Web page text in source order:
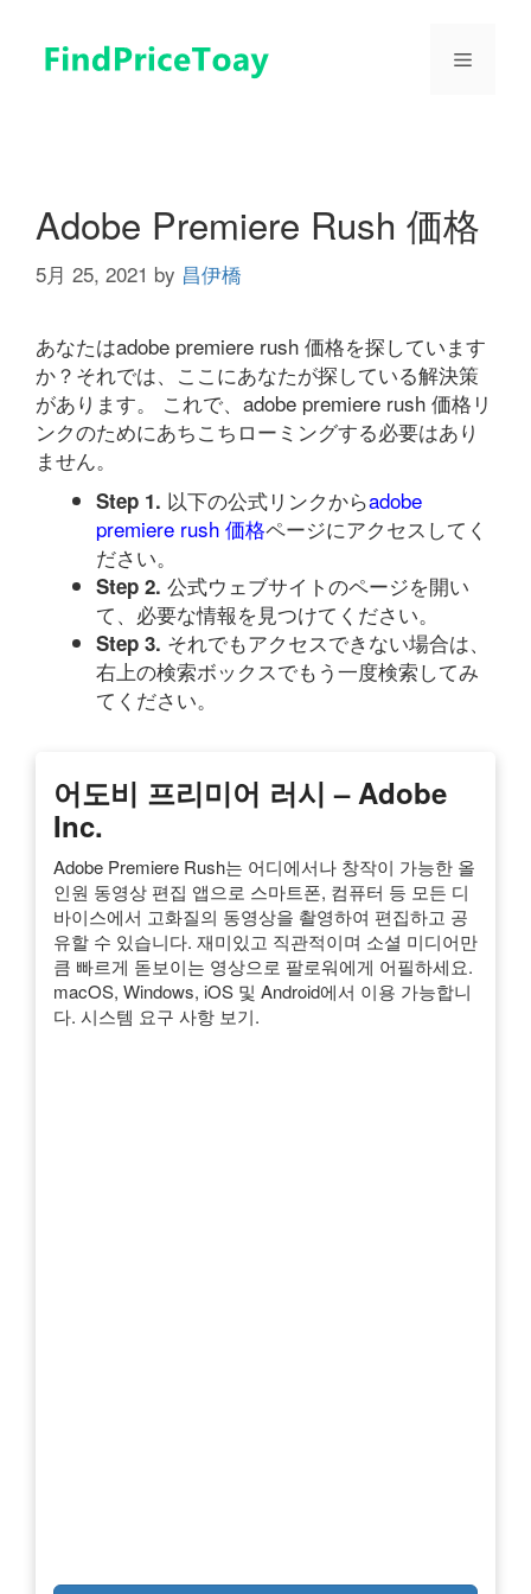
メ
Adobe Premiere Rush 価格
5月 25, 2021 by 昌伊橋
あなたはadobe premiere rush 価格を探しています
か？それでは、ここにあなたが探している解決策
があります。 これで、adobe premiere rush 価格リ
ンクのためにあちこちローミングする必要はあり
ません。
Step 1. 以下の公式リンクからadobe
premiere rush 価格ページにアクセスしてく
ださい。
Step 2. 公式ウェブサイトのページを開い
て、必要な情報を見つけてください。
Step 3. それでもアクセスできない場合は、
右上の検索ボックスでもう一度検索してみ
てください。
어도비 프리미어 러시 – Adobe
Inc.
Adobe Premiere Rush는 어디에서나 창작이 가능한 올
인원 동영상 편집 앱으로 스마트폰, 컴퓨터 등 모든 디
바이스에서 고화질의 동영상을 촬영하여 편집하고 공
유할 수 있습니다. 재미있고 직관적이며 소셜 미디어만
큼 빠르게 돋보이는 영상으로 팔로워에게 어필하세요.
macOS, Windows, iOS 및 Android에서 이용 가능합니
다. 시스템 요구 사항 보기.